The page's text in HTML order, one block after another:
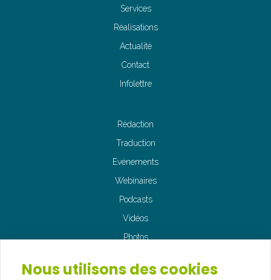
Services
Réalisations
Actualité
Contact
Infolettre
Rédaction
Traduction
Evénements
Webinaires
Podcasts
Vidéos
Photos
Nous utilisons des cookies